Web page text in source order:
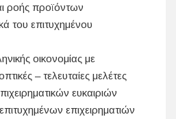
ροής προϊόντων
του επιτυχημένου
οικονομίας με
– τελευταίες μελέτες
ευκαιριών
επιχειρηματιών